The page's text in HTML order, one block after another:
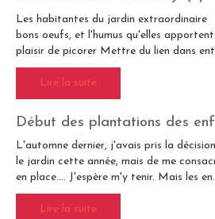
Les habitantes du jardin extraordinaire
bons oeufs, et l'humus qu'elles
plaisir de picorer Mettre du lien dans
Lire la suite
Début des plantations des
L'automne dernier, j'avais pris la
le jardin cette année, mais de me
en place.... J'espère m'y tenir. Mais les
Lire la suite